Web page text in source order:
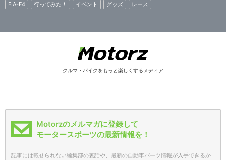
FIA-F4
行ってみた！ イベント グッズ レース
クルマ・バイクをもっと楽しくするメディア
Motorzのメルマガに登録して
モータースポーツの最新情報を！
記事には載せられない編集部の裏話や、最新の自動車パーツ情報が入手できるか